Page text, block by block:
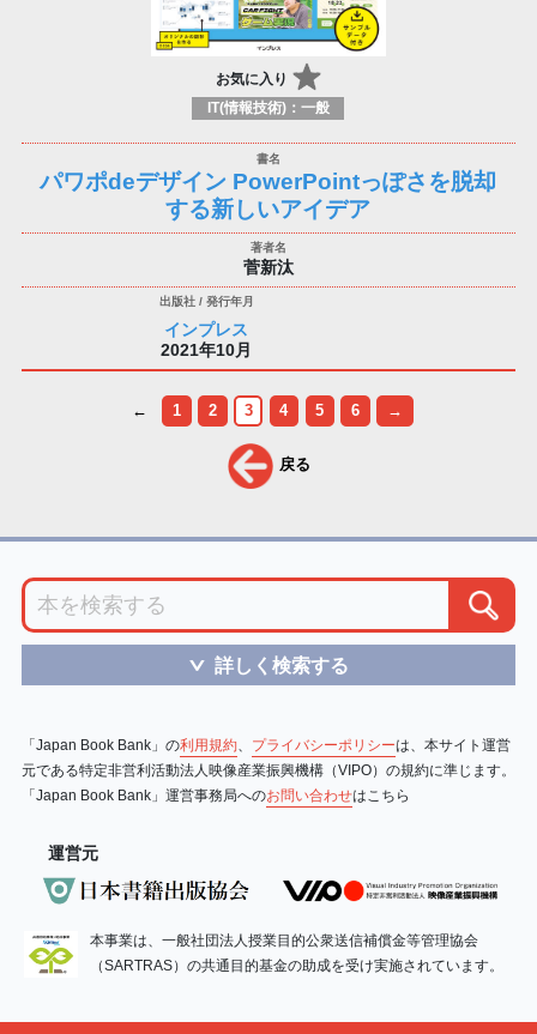
お気に入り
IT(情報技術)：一般
パワポdeデザイン PowerPointっぽさを脱却
する新しいアイデア
菅新汰
インプレス
2021年10月
← 1 2 3 4 5 6 →
戻る
＞ 詳しく検索する
「Japan Book Bank」の利用規約、 プライバシーポリシーは、本サイト運営
元である特定非営利活動法人映像産業振興機構（VIPO）の規約に準じます。
「Japan Book Bank」運営事務局へのお問い合わせはこちら
運営元
本事業は、一般社団法人授業目的公衆送信補償金等管理協会
（SARTRAS）の共通目的基金の助成を受け実施されています。